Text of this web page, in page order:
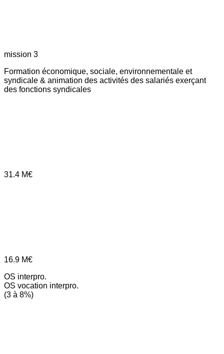
mission 3
Formation économique, sociale, environnementale et
syndicale & animation des activités des salariés exerçant
des fonctions syndicales
31.4 M€
16.9 M€
OS interpro.
OS vocation interpro.
(3 à 8%)